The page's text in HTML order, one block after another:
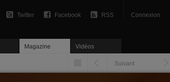
Connexion
RSS
Facebook
Twitter
Magazine Vidéos
Suivant